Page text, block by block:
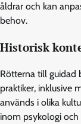
åldrar och kan
behov.
Historisk
Rötterna till guidad
praktiker, inklusive
används i olika
inom psykologi